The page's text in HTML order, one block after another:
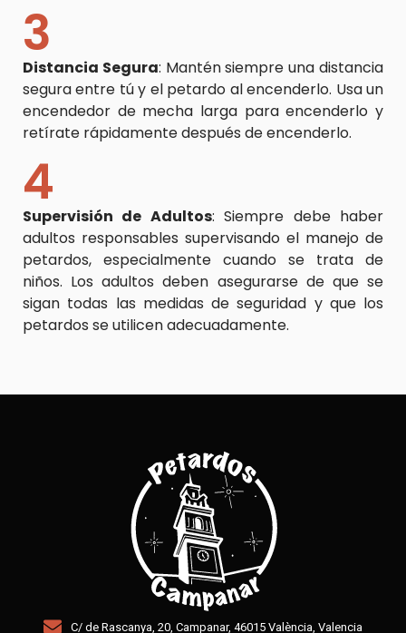
3
Distancia Segura: Mantén siempre una distancia
segura entre tú y el petardo al encenderlo. Usa un
encendedor de mecha larga para encenderlo y
retírate rápidamente después de encenderlo.
4
Supervisión de Adultos: Siempre debe haber
adultos responsables supervisando el manejo de
petardos, especialmente cuando se trata de
niños. Los adultos deben asegurarse de que se
sigan todas las medidas de seguridad y que los
petardos se utilicen adecuadamente.
C/ de Rascanya, 20, Campanar, 46015 València, Valencia